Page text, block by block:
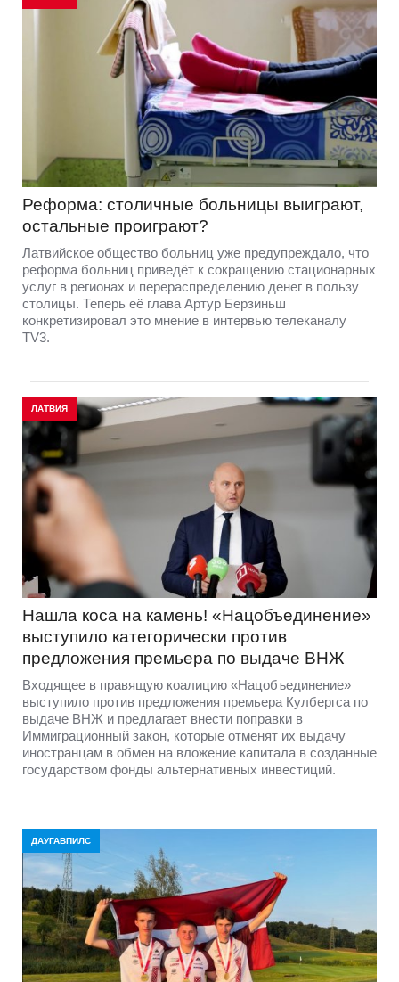
Реформа: столичные больницы выиграют,
остальные проиграют?
Латвийское общество больниц уже предупреждало, что
реформа больниц приведёт к сокращению стационарных
услуг в регионах и перераспределению денег в пользу
столицы. Теперь её глава Артур Берзиньш
конкретизировал это мнение в интервью телеканалу
TV3.
ЛАТВИЯ
Нашла коса на камень! «Нацобъединение»
выступило категорически против
предложения премьера по выдаче ВНЖ
Входящее в правящую коалицию «Нацобъединение»
выступило против предложения премьера Кулбергса по
выдаче ВНЖ и предлагает внести поправки в
Иммиграционный закон, которые отменят их выдачу
иностранцам в обмен на вложение капитала в созданные
государством фонды альтернативных инвестиций.
ДАУГАВПИЛС